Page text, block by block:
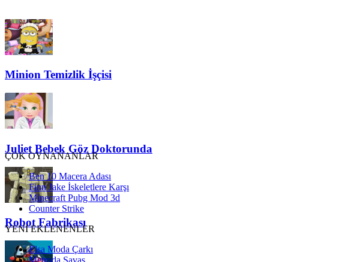
Minion Temizlik İşçisi
Juliet Bebek Göz Doktorunda
Robot Fabrikası
ÇOK OYNANANLAR
Ben 10 Macera Adası
Finn Jake İskeletlere Karşı
Minecraft Pubg Mod 3d
Counter Strike
YENİ EKLENENLER
Elsa Moda Çarkı
Metroda Savaş